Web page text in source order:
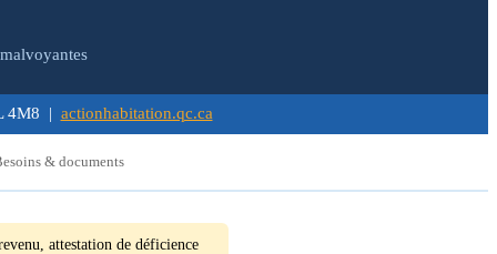
4M8 | actionhabitation.qc.ca
& documents
attestation de déficience